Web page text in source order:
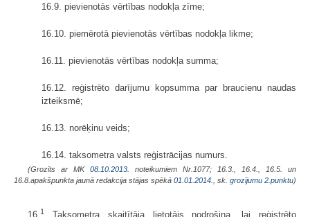
16.9. pievienotās vērtības nodokļa zīme;
16.10. piemērotā pievienotās vērtības nodokļa likme;
16.11. pievienotās vērtības nodokļa summa;
16.12. reģistrēto darījumu kopsumma par braucienu naudas
izteiksmē;
16.13. norēķinu veids;
16.14. taksometra valsts reģistrācijas numurs.
(Grozīts ar MK 08.10.2013.
noteikumiem Nr.1077; 16.3., 16.4., 16.5. un
16.8.apakšpunkta jaunā redakcija stājas spēkā 01.01.2014. , sk. grozījumu 2.punktu)
16.1
Taksometra skaitītāja lietotājs nodrošina, lai reģistrēto